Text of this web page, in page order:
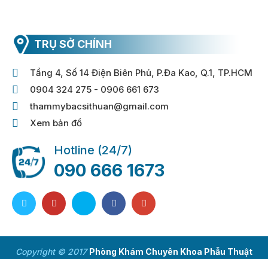
TRỤ SỞ CHÍNH
Tầng 4, Số 14 Điện Biên Phủ, P.Đa Kao, Q.1, TP.HCM
0904 324 275 - 0906 661 673
thammybacsithuan@gmail.com
Xem bản đồ
Hotline (24/7)
090 666 1673
Copyright © 2017Phòng Khám Chuyên Khoa Phẫu Thuật